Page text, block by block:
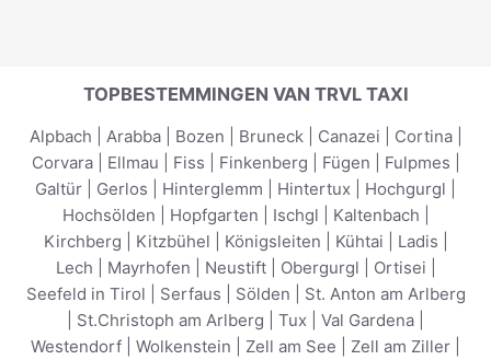
TOPBESTEMMINGEN VAN TRVL TAXI
Alpbach Arabba| Bozen Bruneck Canazei Cortina|
Corvara| Ellmau Fiss Finkenberg Fügen Fulpmes
Galtür
Gerlos Hinterglemm Hintertux Hochgurgl
Hochsölden
Hopfgarten Ischgl Kaltenbach
Kirchberg
Kitzbühel Königsleiten Kühtai Ladis
Lech
Mayrhofen Neustift| Obergurgl Ortisei
Seefeld in Tirol
Serfaus Sölden
St. Anton am Arlberg
St.Christoph am Arlberg Tux Val Gardena
Westendorf
Wolkenstein Zell am See Zell am Ziller